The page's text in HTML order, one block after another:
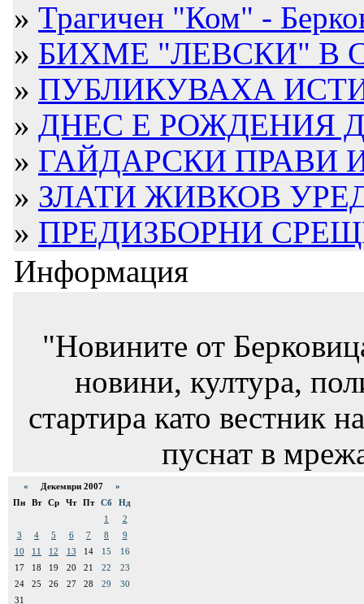
» Трагичен "Ком" -
» БИХМЕ "ЛЕВСКИ" В
» ПУБЛИКУВАХА
» ДНЕС Е РОЖДЕНИЯ
» ГАЙДАРСКИ ПРАВИ
» ЗЛАТИ ЖИВКОВ
» ПРЕДИЗБОРНИ
Информация
"Новините от
новини, култура,
стартира като вестник
пуснат в
« Декември 2007 »
Пн
Вт Ср Чт Пт Сб
Нд
1
2
3
4 5 6 7 8
9
10
11 12 13 14 15
16
17
18 19 20 21 22
23
24
25 26 27 28 29
30
31